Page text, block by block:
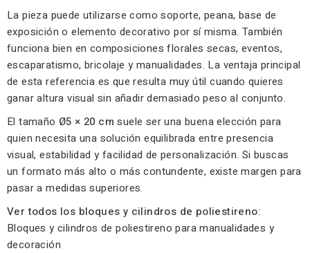
La pieza puede utilizarse como soporte, peana, base de
exposición o elemento decorativo por sí misma. También
funciona bien en composiciones florales secas, eventos,
escaparatismo, bricolaje y manualidades. La ventaja principal
de esta referencia es que resulta muy útil cuando quieres
ganar altura visual sin añadir demasiado peso al conjunto.
El tamaño Ø5 × 20 cm suele ser una buena elección para
quien necesita una solución equilibrada entre presencia
visual, estabilidad y facilidad de personalización. Si buscas
un formato más alto o más contundente, existe margen para
pasar a medidas superiores.
Ver todos los bloques y cilindros de poliestireno:
Bloques y cilindros de poliestireno para manualidades y
decoración